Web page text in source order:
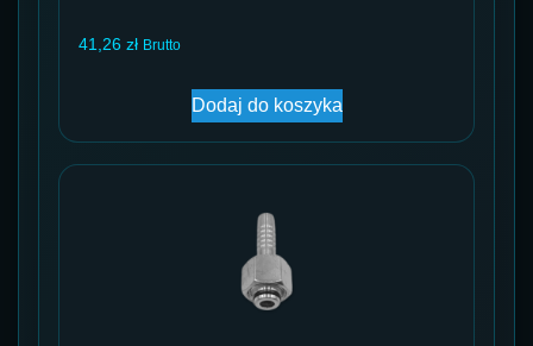
41,26 zł Brutto
Dodaj do koszyka